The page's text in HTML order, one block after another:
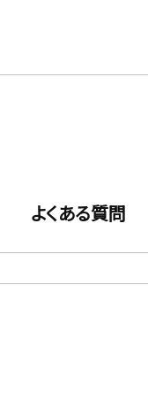
よくある質問